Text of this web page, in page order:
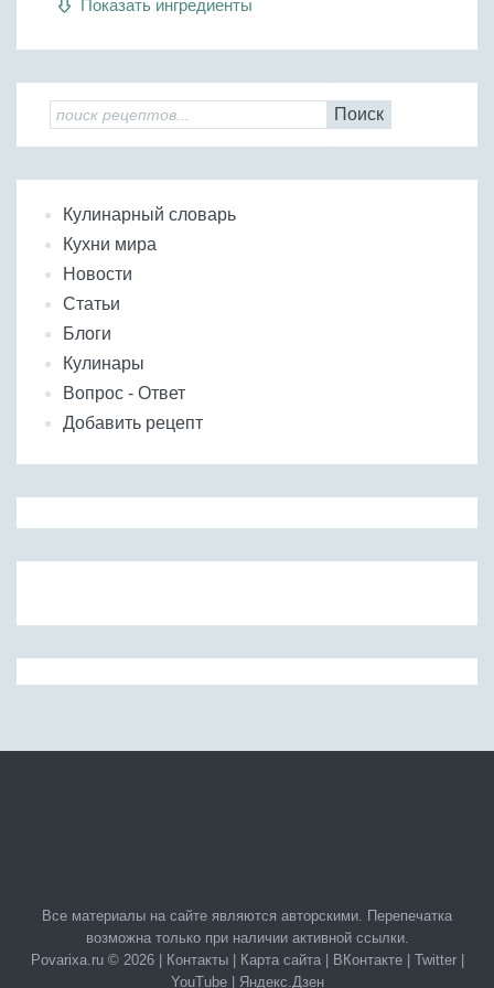
Бобовые
Крупы
Показать ингредиенты
Поиск
Кулинарный словарь
Кухни мира
Новости
Статьи
Блоги
Кулинары
Вопрос - Ответ
Добавить рецепт
Все материалы на сайте являются авторскими. Перепечатка
возможна только при наличии активной ссылки.
Povarixa.ru © 2026 |
Контакты| Карта сайта| ВКонтакте| Twitter|
YouTube| Яндекс.Дзен